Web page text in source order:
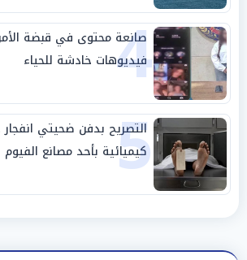
4
صانعة محتوى في قبضة
فيديوهات خادشة للحياء
5
التصريح بدفن ضحيتي انفجار
كيميائية بأحد مصانع الفيوم